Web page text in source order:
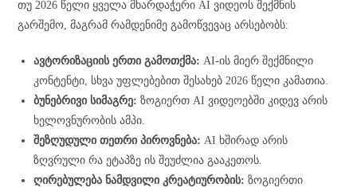
თუ 2026 წელი ყველა მხარდაჭერი AI ვიდეოს შექმნის
გარშემო, მაგრამ რამდენიმე გამოწვევაც არსებობს:
ავტორიზაციის ერთი გამოთქმა: AI-ის მიერ შექმნილი
კონტენტი, სხვა უფლებებით შესახებ 2026 წელი კამათია.
ბუნებრივი სიმაგრე: ზოგიერთ AI ვიდეოებში კიდევ არის
ხელოვნურობის ამპი.
შეზღუდული თეთრი პიროვნება: AI ხშირად არის
ზღვრული რა ეტაპზე ის შეუძლია გააკეთოს.
ღირებულება ნამდვილი კრეატიურობის: ზოგიერთი